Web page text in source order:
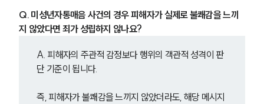
공지사항
법률 블로그
법률서식
세미나
대륜법률상담예약
Q. 미성년자통매음 사건의 경우 피해자가 실제로 불쾌감을 느끼
지 않았다면 죄가 성립하지 않나요?
A. 피해자의 주관적 감정보다 행위의 객관적 성격이 판
단 기준이 됩니다.
즉, 피해자가 불쾌감을 느끼지 않았더라도, 해당 메시지